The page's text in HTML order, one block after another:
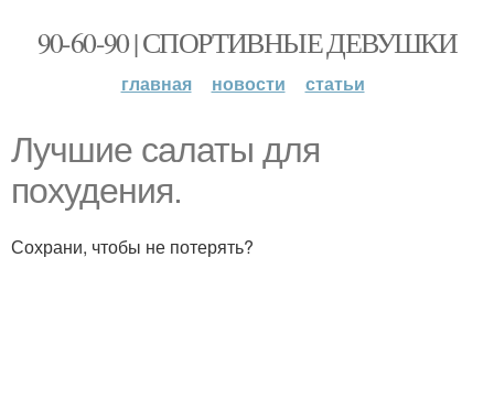
90-60-90 | СПОРТИВНЫЕ ДЕВУШКИ
главная новости статьи
Лучшие салаты для
похудения.
Сохрани, чтобы не потерять?